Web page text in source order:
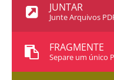
JUNTAR
Junte Arquivos
FRAGMENTE
Separe um único